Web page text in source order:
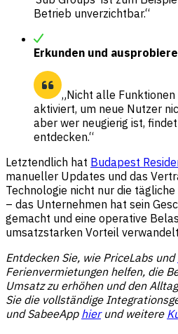
Betrieb unverzichtbar.“
Erkunden und
„Nicht alle
aktiviert, um neue Nutzer
aber wer neugierig ist,
entdecken.“
Letztendlich hat Budapest
manueller Updates und das
Technologie nicht nur die
– das Unternehmen hat sein
gemacht und eine operative
umsatzstarken Vorteil
Entdecken Sie, wie PriceLabs und
Ferienvermietungen helfen, die
Umsatz zu erhöhen und den
Sie die vollständige
und SabeeApp hier und weitere